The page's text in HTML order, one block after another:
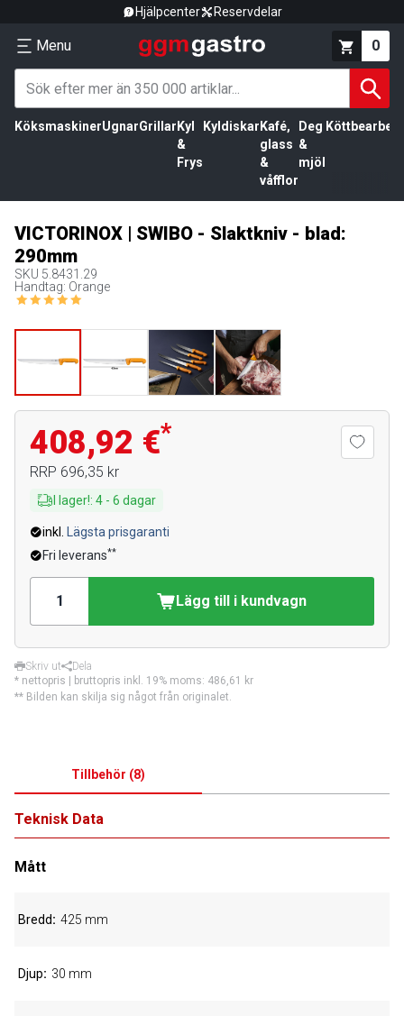
Hjälpcenter Reservdelar
Menu 0
KöksmaskinerUgnarGrillar Kyl
&
Frys
Kyldiskar Kafé,
glass
&
våfflor
Deg
&
mjöl
VICTORINOX | SWIBO - Slaktkniv - blad:
290mm
SKU 5.8431.29
Handtag: Orange
408,92 €*
RRP 696,35 kr
I lager!: 4 - 6 dagar
inkl.
Lägsta prisgaranti
Fri leverans**
Lägg till i kundvagn
Skriv ut
Dela
* nettopris | bruttopris inkl. 19% moms: 486,61 kr
** Bilden kan skilja sig något från originalet.
Tillbehör (8)
Teknisk Data
Mått
Bredd 425 mm
Djup 30 mm